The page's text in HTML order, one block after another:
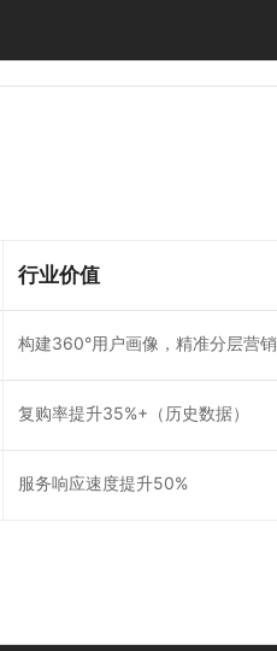
​行业价值​
构建360°用户画像，精准分层营销
复购率提升35%+（历史数据）
服务响应速度提升50%